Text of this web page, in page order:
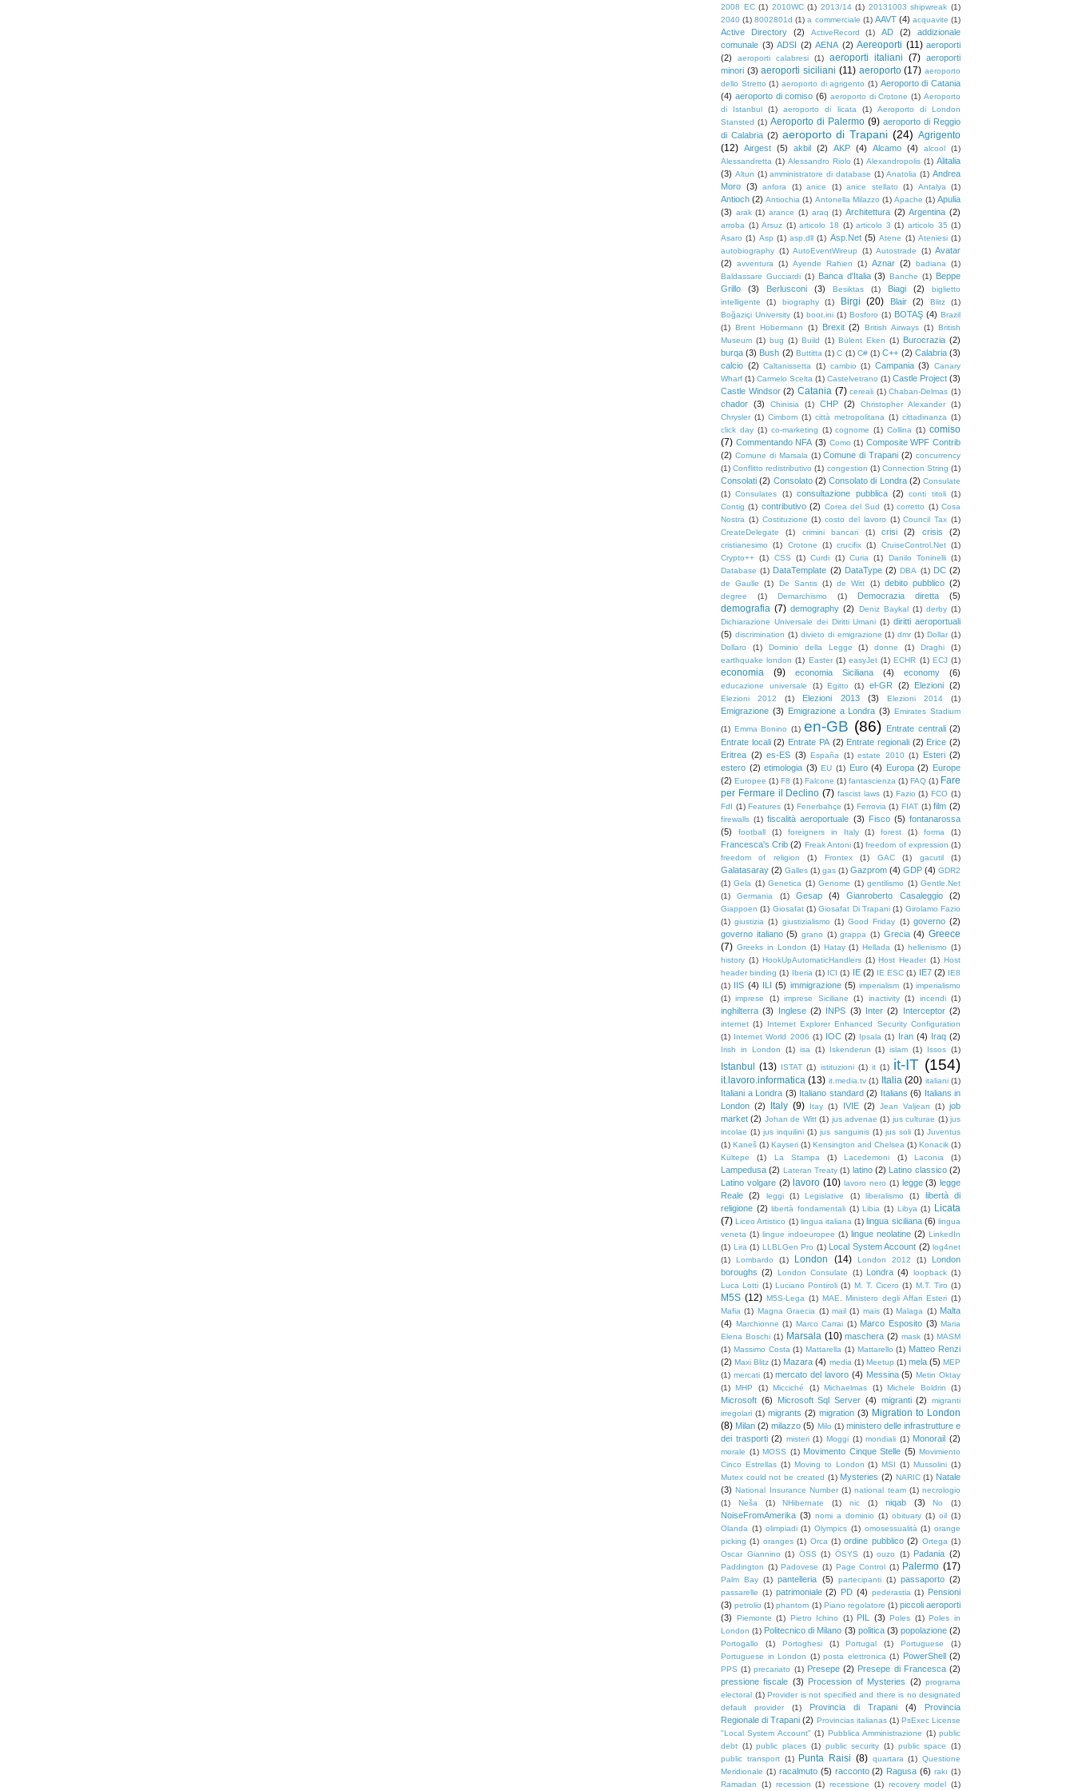
2008 EC (1) 2010WC (1) 2013/14 (1) 20131003 shipwreak (1)
2040 (1) 8002801d (1) a commerciale (1) AAVT (4) acquavite (1)
Active Directory (2) ActiveRecord (1) AD (2)
addizionale
comunale (3) ADSI (2) AENA (2) Aereoporti (11) aeroporti
(2)
aeroporti calabresi (1) aeroporti italiani (7) aeroporti
minori (3) aeroporti siciliani (11) aeroporto (17) aeroporto
dello Stretto (1) aeroporto di agrigento (1) Aeroporto di Catania
(4) aeroporto di comiso (6) aeroporto di Crotone (1) Aeroporto
di Istanbul
(1) aeroporto di licata (1)
Aeroporto di London
Stansted (1) Aeroporto di Palermo (9) aeroporto di Reggio
di Calabria (2) aeroporto di Trapani (24) Agrigento
(12) Airgest (5) akbil (2) AKP (4) Alcamo (4) alcool
(1)
Alessandretta (1) Alessandro Riolo (1) Alexandropolis (1) Alitalia
(3) Altun (1) amministratore di database (1) Anatolia (1) Andrea
Moro (3) anfora (1) anice (1) anice stellato (1) Antalya (1)
Antioch (2) Antiochia (1) Antonella Milazzo (1) Apache (1) Apulia
(3) arak (1) arance (1) araq (1) Architettura (2) Argentina (2)
arroba (1) Arsuz (1) articolo 18 (1) articolo 3 (1) articolo 35 (1)
Asaro (1) Asp (1) asp.dll (1) Asp.Net (5) Atene (1) Ateniesi (1)
autobiography (1) AutoEventWireup (1) Autostrade (1) Avatar
(2)
avventura (1) Ayende Rahien (1) Aznar (2) badiana
(1)
Baldassare Gucciardi (1) Banca d'Italia (3) Banche (1) Beppe
Grillo
(3) Berlusconi (3) Besiktas (1) Biagi (2)
biglietto
intelligente
(1) biography (1) Birgi (20) Blair (2) Blitz
(1)
Boğaziçi University (1) boot.ini (1) Bosforo (1) BOTAŞ (4) Brazil
(1) Brent Hobermann (1) Brexit (2) British Airways (1) British
Museum (1) bug (1) Build (1) Bülent Eken (1) Burocrazia (2)
burqa (3) Bush (2) Buttitta (1) C (1) C# (1) C++ (2) Calabria (3)
calcio (2) Caltanissetta (1) cambio (1) Campania (3)
Canary
Wharf (1) Carmelo Scelta (1) Castelvetrano (1) Castle Project (3)
Castle Windsor (2) Catania (7) cereali (1) Chaban-Delmas (1)
chador (3) Chinisia (1) CHP (2) Christopher Alexander
(1)
Chrysler (1) Cimbom (1) città metropolitana (1) cittadinanza (1)
click day (1) co-marketing (1) cognome (1) Collina (1) comiso
(7) Commentando NFA (3) Como (1) Composite WPF Contrib
(2) Comune di Marsala (1) Comune di Trapani (2) concurrency
(1) Conflitto redistributivo (1) congestion (1) Connection String (1)
Consolati (2) Consolato (2) Consolato di Londra (2) Consulate
(1) Consulates (1) consultazione pubblica (2) conti titoli (1)
Contig (1) contributivo (2) Corea del Sud (1) corretto (1) Cosa
Nostra (1) Costituzione (1) costo del lavoro (1) Council Tax (1)
CreateDelegate
(1) crimini bancari (1) crisi (2) crisis (2)
cristianesimo (1) Crotone (1) crucifix (1) CruiseControl.Net (1)
Crypto++ (1) CSS (1) Curdi (1) Curia (1) Danilo Toninelli (1)
Database (1) DataTemplate (2) DataType (2) DBA (1) DC (2)
de Gaulle (1) De Santis (1) de Witt (1) debito pubblico (2)
degree (1) Demarchismo (1) Democrazia diretta (5)
demografia (7) demography (2) Deniz Baykal (1) derby (1)
Dichiarazione Universale dei Diritti Umani (1) diritti aeroportuali
(5) discrimination (1) divieto di emigrazione (1) dmr (1) Dollar (1)
Dollaro
(1) Dominio della Legge (1) donne (1) Draghi
(1)
earthquake london (1) Easter (1) easyJet (1) ECHR (1) ECJ (1)
economia (9) economia Siciliana (4) economy (6)
educazione universale (1) Egitto (1) el-GR (2) Elezioni (2)
Elezioni 2012 (1) Elezioni 2013 (3) Elezioni 2014 (1)
Emigrazione (3) Emigrazione a Londra (3) Emirates Stadium
(1) Emma Bonino (1) en-GB (86) Entrate centrali (2)
Entrate locali (2) Entrate PA (2) Entrate regionali (2) Erice (2)
Eritrea (2) es-ES (3) España (1) estate 2010 (1) Esteri (2)
estero (2) etimologia (3) EU (1) Euro (4) Europa (2) Europe
(2) Europee (1) F8 (1) Falcone (1) fantascienza (1) FAQ (1) Fare
per Fermare il Declino (7) fascist laws (1) Fazio (1) FCO (1)
FdI (1) Features (1) Fenerbahçe (1) Ferrovia (1) FIAT (1) film (2)
firewalls (1) fiscalità aeroportuale (3) Fisco (5) fontanarossa
(5)
football (1) foreigners in Italy (1) forest (1) forma (1)
Francesca's Crib (2) Freak Antoni (1) freedom of expression (1)
freedom of religion
(1) Frontex (1) GAC (1) gacutil (1)
Galatasaray (2) Galles (1) gas (1) Gazprom (4) GDP (4) GDR2
(1) Gela (1) Genetica (1) Genome (1) gentilismo (1) Gentle.Net
(1)
Germania (1) Gesap (4) Gianroberto Casaleggio (2)
Giappoen (1) Giosafat (1) Giosafat Di Trapani (1) Girolamo Fazio
(1) giustizia (1) giustizialismo (1) Good Friday (1) governo (2)
governo italiano (5) grano (1) grappa (1) Grecia (4) Greece
(7) Greeks in London (1) Hatay (1) Hellada (1) hellenismo (1)
history (1) HookUpAutomaticHandlers (1) Host Header (1) Host
header binding (1) Iberia (1) ICI (1) IE (2) IE ESC (1) IE7 (2) IE8
(1) IIS (4) ILI (5) immigrazione (5) imperialism (1) imperialismo
(1) imprese (1) imprese Siciliane (1) inactivity (1) incendi (1)
inghilterra (3) Inglese (2) INPS (3) Inter (2) Interceptor (2)
internet (1)
Internet Explorer Enhanced Security Configuration
(1) Internet World 2006 (1) IOC (2) Ipsala (1) Iran (4) Iraq (2)
Irish in London (1) isa (1) Iskenderun (1) islam (1) Issos (1)
Istanbul (13) ISTAT (1) istituzioni (1) it (1) it-IT (154)
it.lavoro.informatica (13) it.media.tv (1) Italia (20) italiani (1)
Italiani a Londra (3) Italiano standard (2) Italians (6) Italians in
London (2) Italy (9) Itay (1) IVIE (2) Jean Valjean (1) job
market (2) Johan de Witt (1) jus advenae (1) jus culturae (1) jus
incolae (1) jus inquilini (1) jus sanguinis (1) jus soli (1) Juventus
(1) Kaneš (1) Kayseri (1) Kensington and Chelsea (1) Konacik (1)
Kültepe
(1) La Stampa (1) Lacedemoni (1) Laconia (1)
Lampedusa (2) Lateran Treaty (1) latino (2) Latino classico (2)
Latino volgare (2) lavoro (10) lavoro nero (1) legge (3) legge
Reale
(2) leggi (1) Legislative (1) liberalismo (1)
libertà di
religione (2) libertà fondamentali (1) Libia (1) Libya (1)
Licata
(7) Liceo Artistico (1) lingua italiana (1) lingua siciliana (6) lingua
veneta (1) lingue indoeuropee (1) lingue neolatine (2) LinkedIn
(1) Lira (1) LLBLGen Pro (1) Local System Account (2) log4net
(1)
Lombardo (1) London (14) London 2012 (1)
London
boroughs (2) London Consulate (1) Londra (4) loopback (1)
Luca Lotti (1) Luciano Pontiroli (1) M. T. Cicero (1) M.T. Tiro (1)
M5S (12) M5S-Lega (1) MAE. Ministero degli Affari Esteri (1)
Mafia (1) Magna Graecia (1) mail (1) mais (1) Malaga (1) Malta
(4) Marchionne (1) Marco Carrai (1) Marco Esposito (3) Maria
Elena Boschi (1) Marsala (10) maschera (2) mask (1) MASM
(1) Massimo Costa (1) Mattarella (1) Mattarello (1) Matteo Renzi
(2) Maxi Blitz (1) Mazara (4) media (1) Meetup (1) mela (5) MEP
(1) mercati (1) mercato del lavoro (4) Messina (5) Metin Oktay
(1) MHP (1) Micciché (1) Michaelmas (1) Michele Boldrin (1)
Microsoft (6) Microsoft Sql Server (4) migranti (2)
migranti
irregolari (1) migrants (2) migration (3) Migration to London
(8) Milan (2) milazzo (5) Milo (1) ministero delle infrastrutture e
dei trasporti (2) misteri (1) Moggi (1) mondiali (1) Monorail (2)
morale (1) MOSS (1) Movimento Cinque Stelle (5) Movimiento
Cinco Estrellas (1) Moving to London (1) MSI (1) Mussolini (1)
Mutex could not be created (1) Mysteries (2) NARIC (1) Natale
(3) National Insurance Number (1) national team (1) necrologio
(1)
Neša (1) NHibernate (1) nic (1) niqab (3) No (1)
NoiseFromAmerika (3) nomi a dominio (1) obituary (1) oil (1)
Olanda (1) olimpiadi (1) Olympics (1) omosessualità (1) orange
picking (1) oranges (1) Orca (1) ordine pubblico (2) Ortega (1)
Oscar Giannino (1) ÖSS (1) ÖSYS (1) ouzo (1) Padania (2)
Paddington (1) Padovese (1) Page Control (1) Palermo (17)
Palm Bay (1) pantelleria (5) partecipanti (1) passaporto (2)
passarelle (1) patrimoniale (2) PD (4) pederastia (1) Pensioni
(3) petrolio (1) phantom (1) Piano regolatore (1) piccoli aeroporti
(3)
Piemonte (1) Pietro Ichino (1) PIL (3) Poles (1) Poles in
London (1) Politecnico di Milano (3) politica (3) popolazione (2)
Portogallo (1) Portoghesi (1) Portugal (1) Portuguese
(1)
Portuguese in London (1) posta elettronica (1) PowerShell (2)
PPS (1) precariato (1) Presepe (2) Presepe di Francesca (2)
pressione fiscale (3) Procession of Mysteries (2) programa
electoral (1) Provider is not specified and there is no designated
default provider
(1) Provincia di Trapani (4)
Provincia
Regionale di Trapani (2) Provincias italianas (1) PsExec License
"Local System Account" (1) Pubblica Amministrazione (1) public
debt (1) public places (1) public security (1) public space
(1)
public transport (1) Punta Raisi (8) quartara (1) Questione
Meridionale (1) racalmuto (5) racconto (2) Ragusa (6) rakı (1)
Ramadan
(1) recession (1) recessione (1) recovery model (1)